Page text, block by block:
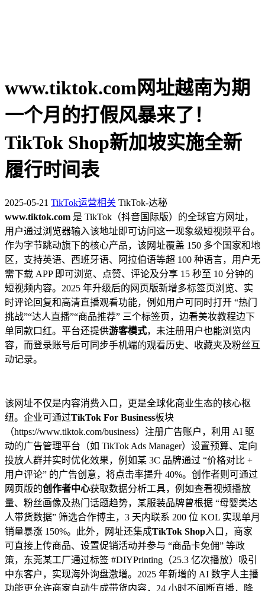
www.tiktok.com网址越南为期
一个月的打假风暴来了！
TikTok Shop新加坡实施全新
履行时间表
2025-05-21 TikTok运营相关 TikTok-达秘
www.tiktok.com 是 TikTok（抖音国际版）的全球官方网址，
用户通过浏览器输入该地址即可访问这一现象级短视频平台。
作为字节跳动旗下的核心产品，该网址覆盖 150 多个国家和地
区，支持英语、西班牙语、阿拉伯语等超 100 种语言，用户无
需下载 APP 即可浏览、点赞、评论及分享 15 秒至 10 分钟的
短视频内容。2025 年升级后的网页版新增多标签页浏览、实
时评论回复和高清直播观看功能，例如用户可同时打开 “热门
挑战”“达人直播”“商品推荐” 三个标签页，边看美妆教程边下
单同款口红。平台还提供游客模式，未注册用户也能浏览内
容，而登录账号后可同步手机端的观看历史、收藏夹及粉丝互
动记录。
该网址不仅是内容消费入口，更是全球化商业生态的核心枢
纽。企业可通过TikTok For Business板块
（https://www.tiktok.com/business）注册广告账户，利用 AI 驱
动的广告管理平台（如 TikTok Ads Manager）设置预算、定向
投放人群并实时优化效果，例如某 3C 品牌通过 “价格对比 +
用户评论” 的广告创意，将点击率提升 40%。创作者则可通过
网页版的创作者中心获取数据分析工具，例如查看视频播放
量、粉丝画像及热门话题趋势，某服装品牌曾根据 “母婴类达
人带货数据” 筛选合作博主，3 天内联系 200 位 KOL 实现单月
销量暴涨 150%。此外，网址还集成TikTok Shop入口，商家
可直接上传商品、设置促销活动并参与 “商品卡免佣” 等政
策，东莞某工厂通过标签 #DIYPrinting（25.3 亿次播放）吸引
中东客户，实现海外询盘激增。2025 年新增的 AI 数字人主播
功能更允许商家自动生成带货内容，24 小时不间断直播，降